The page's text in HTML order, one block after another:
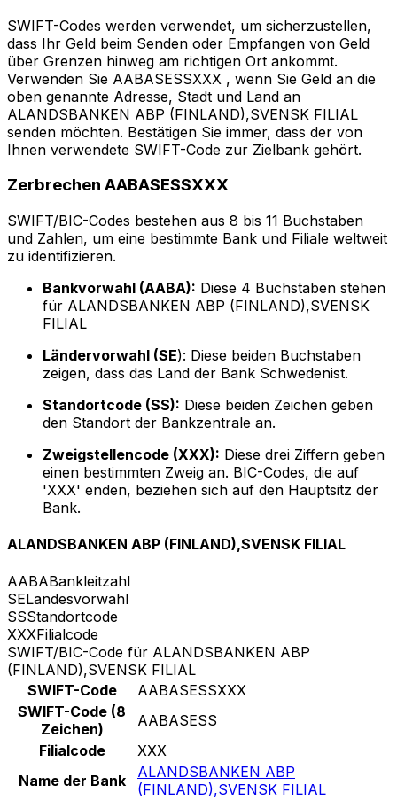
SWIFT-Codes werden verwendet, um sicherzustellen,
dass Ihr Geld beim Senden oder Empfangen von Geld
über Grenzen hinweg am richtigen Ort ankommt.
Verwenden Sie AABASESSXXX , wenn Sie Geld an die
oben genannte Adresse, Stadt und Land an
ALANDSBANKEN ABP (FINLAND),SVENSK FILIAL
senden möchten. Bestätigen Sie immer, dass der von
Ihnen verwendete SWIFT-Code zur Zielbank gehört.
Zerbrechen AABASESSXXX
SWIFT/BIC-Codes bestehen aus 8 bis 11 Buchstaben
und Zahlen, um eine bestimmte Bank und Filiale weltweit
zu identifizieren.
Bankvorwahl (AABA): Diese 4 Buchstaben stehen
für ALANDSBANKEN ABP (FINLAND),SVENSK
FILIAL
Ländervorwahl (SE): Diese beiden Buchstaben
zeigen, dass das Land der Bank Schwedenist.
Standortcode (SS): Diese beiden Zeichen geben
den Standort der Bankzentrale an.
Zweigstellencode (XXX): Diese drei Ziffern geben
einen bestimmten Zweig an. BIC-Codes, die auf
'XXX' enden, beziehen sich auf den Hauptsitz der
Bank.
ALANDSBANKEN ABP (FINLAND),SVENSK FILIAL
AABABankleitzahl
SELandesvorwahl
SSStandortcode
XXXFilialcode
SWIFT/BIC-Code für ALANDSBANKEN ABP
(FINLAND),SVENSK FILIAL
SWIFT-Code
AABASESSXXX
SWIFT-Code (8
Zeichen)
AABASESS
Filialcode
XXX
Name der Bank
ALANDSBANKEN ABP
(FINLAND),SVENSK FILIAL